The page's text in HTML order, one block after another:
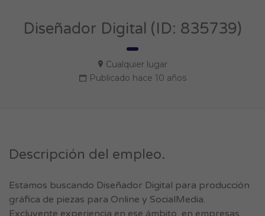
Diseñador Digital (ID: 835739)
Cualquier lugar
Publicado hace 10 años
Descripción del empleo.
Estamos buscando Diseñador Digital para producción
gráfica de piezas para Online y SocialMedia.
Excluyente experiencia en ese ámbito, en empresas